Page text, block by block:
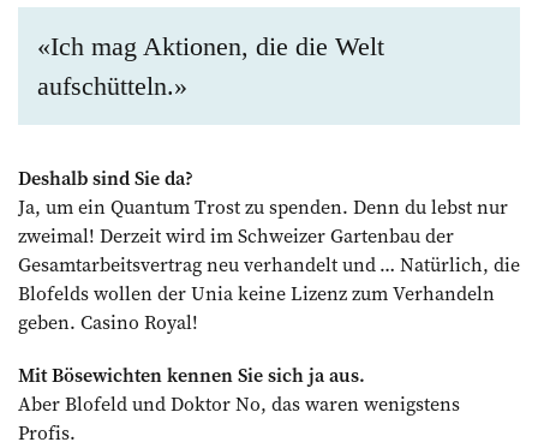
«Ich mag Aktionen, die die Welt
aufschütteln.»
Deshalb sind Sie da?
Ja, um ein Quantum Trost zu spenden. Denn du lebst nur
zweimal! Derzeit wird im Schweizer Gartenbau der
Gesamtarbeitsvertrag neu verhandelt und … Natürlich, die
Blofelds wollen der Unia keine Lizenz zum Verhandeln
geben. Casino Royal!
Mit Bösewichten kennen Sie sich ja aus.
Aber Blofeld und Doktor No, das waren wenigstens
Profis.